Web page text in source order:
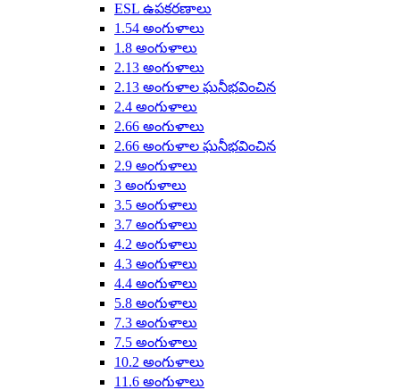
ESL ఉపకరణాలు
1.54 అంగుళాలు
1.8 అంగుళాలు
2.13 అంగుళాలు
2.13 అంగుళాల ఘనీభవించిన
2.4 అంగుళాలు
2.66 అంగుళాలు
2.66 అంగుళాల ఘనీభవించిన
2.9 అంగుళాలు
3 అంగుళాలు
3.5 అంగుళాలు
3.7 అంగుళాలు
4.2 అంగుళాలు
4.3 అంగుళాలు
4.4 అంగుళాలు
5.8 అంగుళాలు
7.3 అంగుళాలు
7.5 అంగుళాలు
10.2 అంగుళాలు
11.6 అంగుళాలు